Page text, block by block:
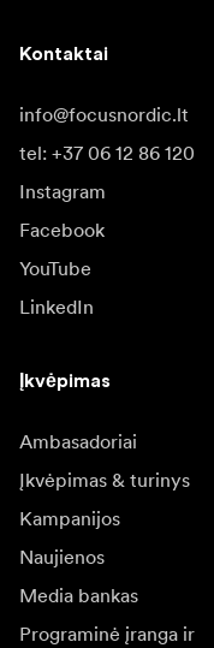
Kontaktai
info@focusnordic.lt
tel: +37 06 12 86 120
Instagram
Facebook
YouTube
LinkedIn
Įkvėpimas
Ambasadoriai
Įkvėpimas & turinys
Kampanijos
Naujienos
Media bankas
Programinė įranga ir